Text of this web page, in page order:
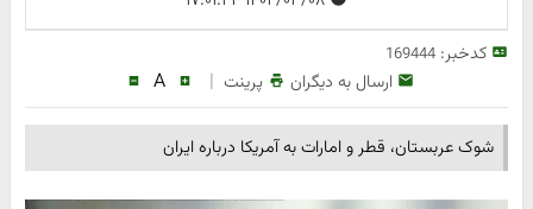
کدخبر:169444
ارسال به دیگران پرینت |
A
شوک عربستان، قطر و امارات به آمریکا درباره ایران